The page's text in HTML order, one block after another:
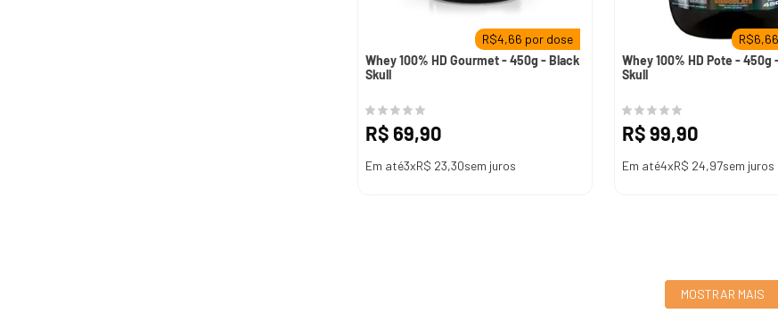
R$4,66 por dose
Whey 100% HD Gourmet - 450g - Black
Skull
R$ 69,90
Em até3xR$ 23,30sem juros
R$6,66
Whey 100% HD Pote - 450g
Skull
R$99,90
Em até4xR$ 24,97sem juros
MOSTRAR MAIS